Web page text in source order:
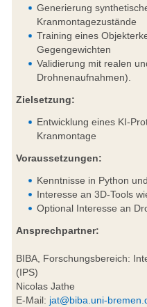
Generierung
Kranmontagezustände
Training eines
Gegengewichten
Validierung mit realen
Drohnenaufnahmen).
Zielsetzung:
Entwicklung eines KI-
Kranmontage
Voraussetzungen:
Kenntnisse in Python
Interesse an 3D-Tools
Optional Interesse an
Ansprechpartner:
BIBA, Forschungsbereich:
(IPS)
Nicolas Jathe
E-Mail: jat@biba.uni-